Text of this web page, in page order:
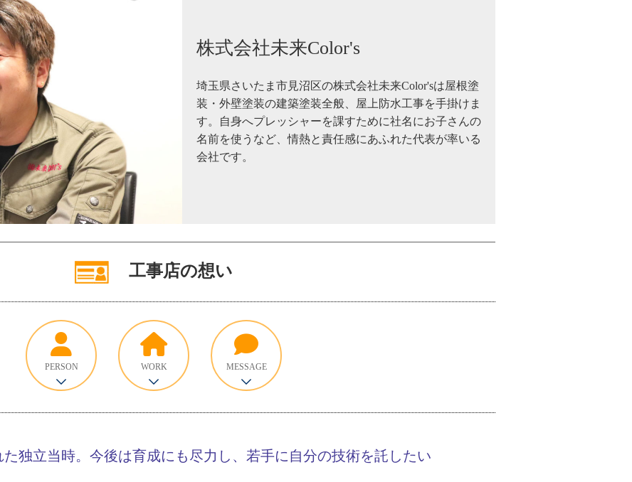
株式会社未来Color's
埼玉県さいたま市見沼区の株式会社未来Color'sは屋根塗
装・外壁塗装の建築塗装全般、屋上防水工事を手掛けま
す。自身へプレッシャーを課すために社名にお子さんの
名前を使うなど、情熱と責任感にあふれた代表が率いる
会社です。
工事店の想い
PERSON WORK MESSAGE
独立当時。今後は育成にも尽力し、若手に自分の技術を託したい